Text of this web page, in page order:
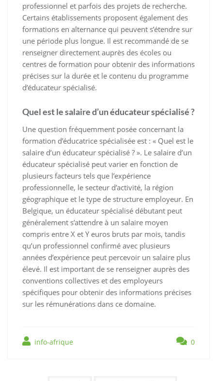
professionnel et parfois des projets de recherche.
Certains établissements proposent également des
formations en alternance qui peuvent s’étendre sur
une période plus longue. Il est recommandé de se
renseigner directement auprès des écoles ou
centres de formation pour obtenir des informations
précises sur la durée et le contenu du programme
d’éducateur spécialisé.
Quel est le salaire d’un éducateur spécialisé ?
Une question fréquemment posée concernant la
formation d’éducatrice spécialisée est : « Quel est le
salaire d’un éducateur spécialisé ? ». Le salaire d’un
éducateur spécialisé peut varier en fonction de
plusieurs facteurs tels que l’expérience
professionnelle, le secteur d’activité, la région
géographique et le type de structure employeur. En
Belgique, un éducateur spécialisé débutant peut
généralement s’attendre à un salaire moyen
compris entre X et Y euros bruts par mois, tandis
qu’un professionnel confirmé avec plusieurs
années d’expérience peut percevoir un salaire plus
élevé. Il est important de se renseigner auprès des
conventions collectives et des employeurs
spécifiques pour obtenir des informations précises
sur les rémunérations dans ce domaine.
info-afrique 0